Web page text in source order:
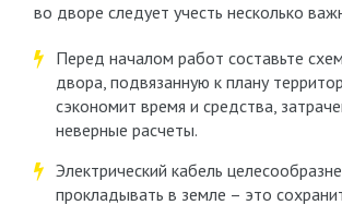
во дворе следует учесть несколько
Перед началом работ составьте
двора, подвязанную к плану
сэкономит время и средства,
неверные расчеты.
Электрический кабель
прокладывать в земле – это